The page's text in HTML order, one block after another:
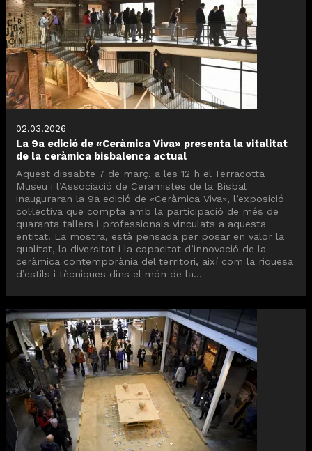
02.03.2026
La 9a edició de «Ceràmica Viva» presenta la vitalitat
de la ceràmica bisbalenca actual
Aquest dissabte 7 de març, a les 12 h el Terracotta
Museu i l’Associació de Ceramistes de la Bisbal
inauguraran la 9a edició de «Ceràmica Viva», l’exposició
col·lectiva que compta amb la participació de més de
quaranta tallers i professionals vinculats a aquesta
entitat. La mostra, està pensada per posar en valor la
qualitat, la diversitat i la capacitat d’innovació de la
ceràmica contemporània del territori, així com la riquesa
d’estils i tècniques dins el món de la...